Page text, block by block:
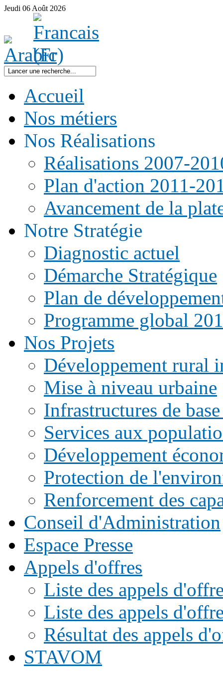
Jeudi 06 Août 2026
Accueil
Nos métiers
Nos Réalisations
Réalisations 2007-
Plan d'action 2011-
Avancement de la
Notre Stratégie
Diagnostic actuel
Démarche Stratégique
Plan de
Programme global
Nos Projets
Développement rural
Mise à niveau urbaine
Infrastructures de
Services aux
Développement
Protection de
Renforcement des
Conseil d'Administration
Espace Presse
Appels d'offres
Liste des appels
Liste des appels
Résultat des appels
STAVOM